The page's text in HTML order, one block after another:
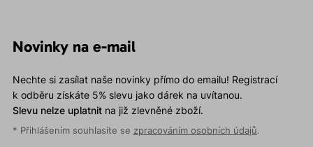
Novinky na e-mail
Nechte si zasílat naše novinky přímo do emailu! Registrací
k odběru získáte 5% slevu jako dárek na uvítanou.
Slevu nelze uplatnitna již zlevněné zboží.
* Přihlášením souhlasíte se zpracováním osobních údajů.